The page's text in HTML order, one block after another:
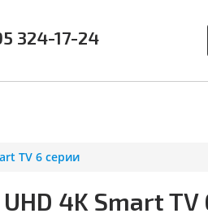
324-17-24
TV 6 серии
4K Smart TV